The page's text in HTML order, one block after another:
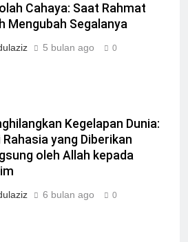
Cahaya: Saat Rahmat
Mengubah Segalanya
5 bulan ago 0
Kegelapan Dunia:
Rahasia yang Diberikan
oleh Allah kepada
6 bulan ago 0